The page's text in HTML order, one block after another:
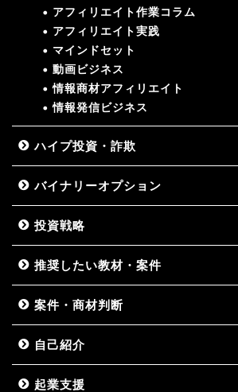
アフィリエイト作業コラム
アフィリエイト実践
マインドセット
動画ビジネス
情報商材アフィリエイト
情報発信ビジネス
ハイプ投資・詐欺
バイナリーオプション
投資戦略
推奨したい教材・案件
案件・商材判断
自己紹介
起業支援